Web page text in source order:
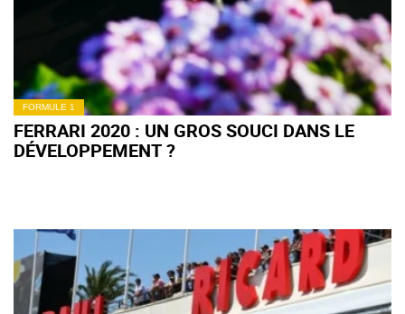
FORMULE 1
FERRARI 2020 : UN GROS SOUCI DANS LE
DÉVELOPPEMENT ?